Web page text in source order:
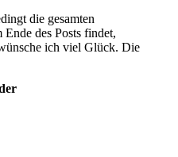
die gesamten
des Posts findet,
ich viel Glück. Die